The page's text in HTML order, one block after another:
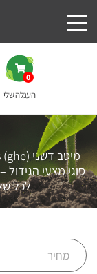
0
העגלה שלי
מיטב דשני (ghe)
סוגי מצעי הגידול
לכל